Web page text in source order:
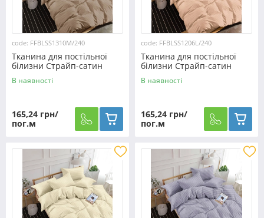
code: FFBLSS1310M/240
Тканина для постільної
білизни Страйп-сатин
SS1310M/240 (60м)
В наявності
165,24 грн/
пог.м
code: FFBLSS1206L/240
Тканина для постільної
білизни Страйп-сатин
SS1206L/240 (60м)
В наявності
165,24 грн/
пог.м